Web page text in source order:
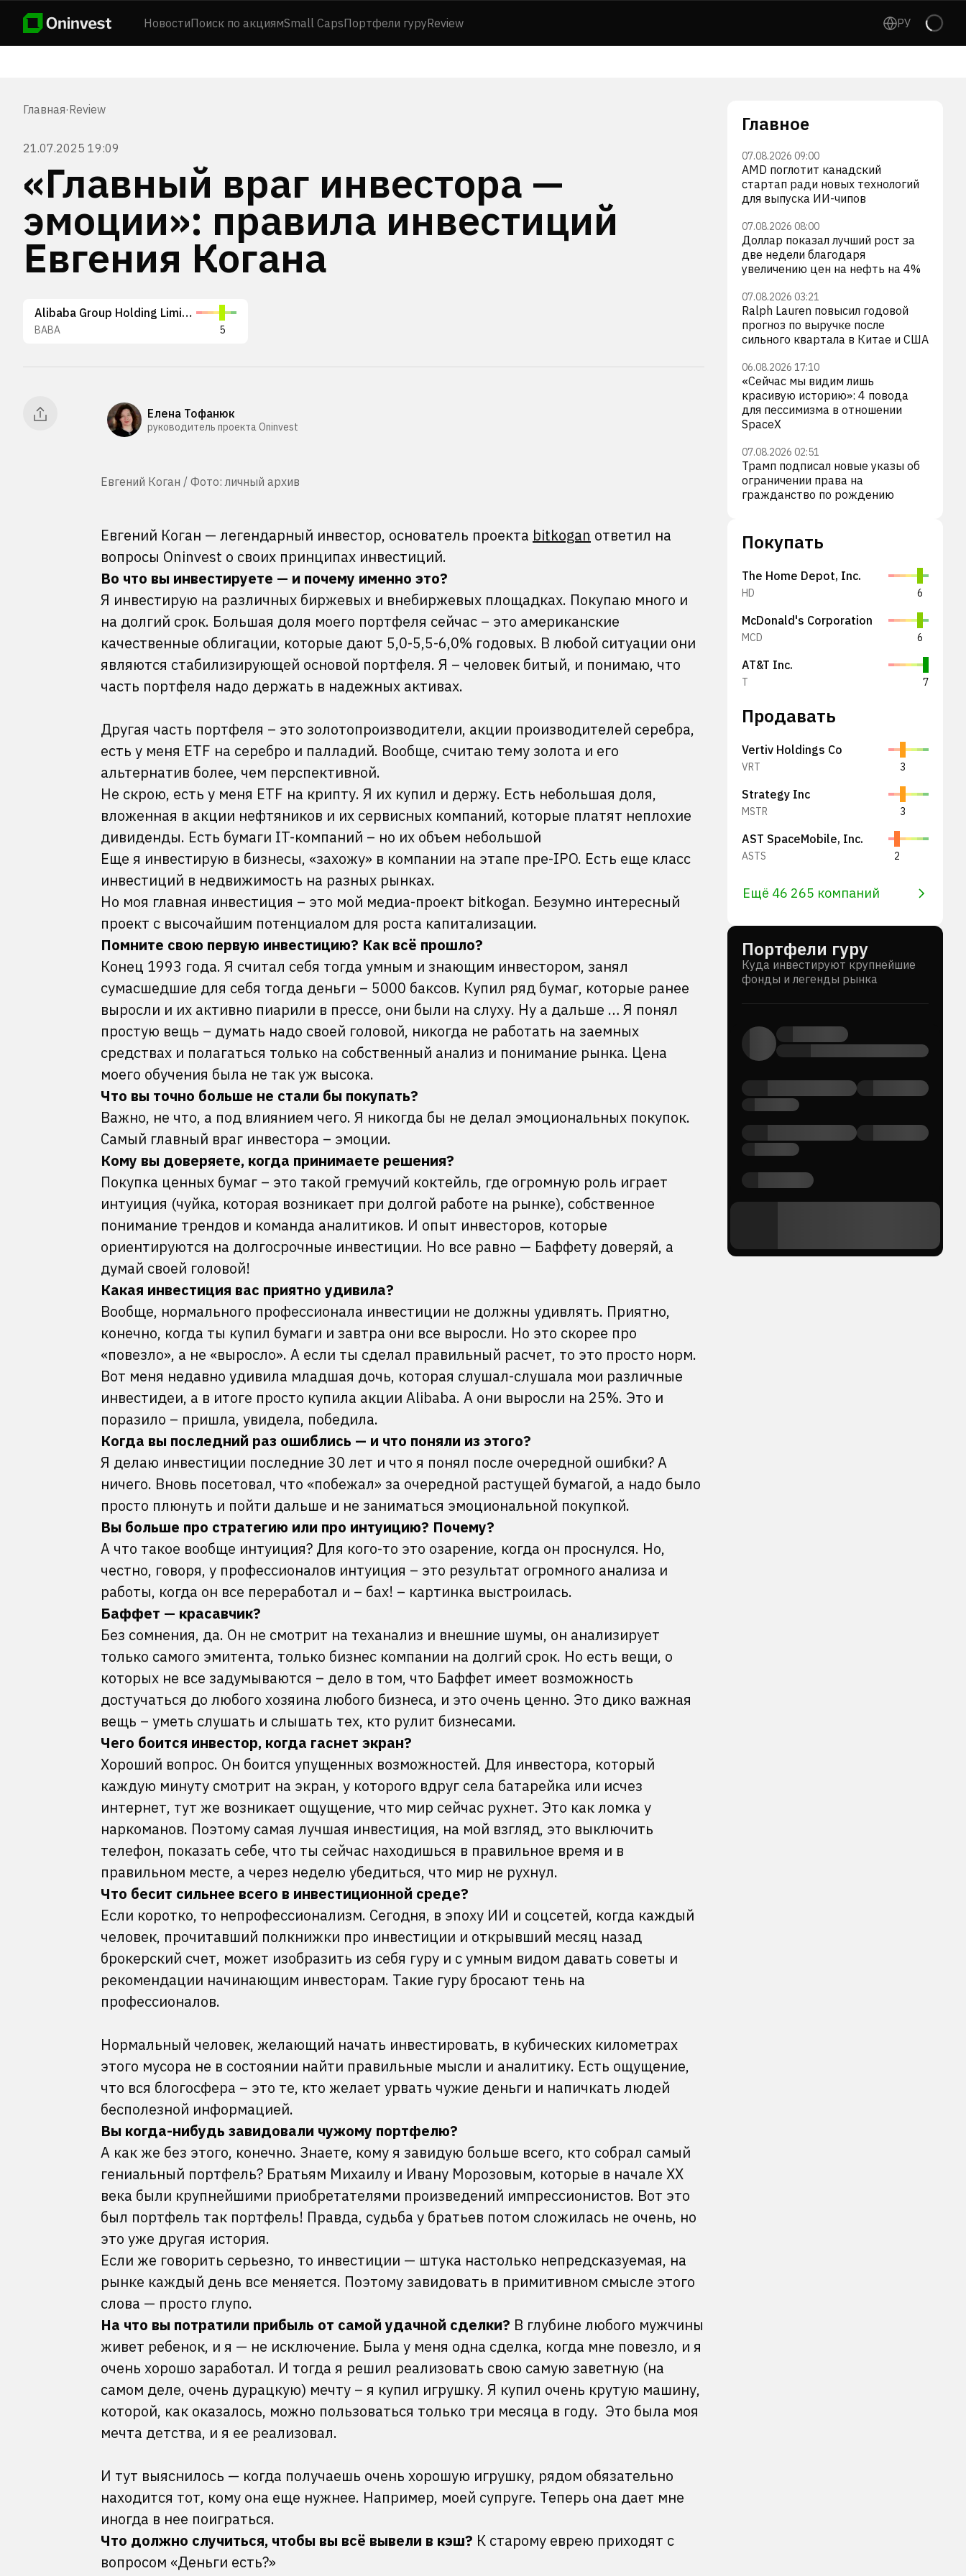
НовостиПоиск по акциямSmall CapsПортфели гуруReview РУ
Главная·Review
21.07.2025 19:09
«Главный враг инвестора —
эмоции»: правила инвестиций
Евгения Когана
Alibaba Group Holding Limited
BABA 5
Елена Тофанюк
руководитель проекта Oninvest
Евгений Коган / Фото: личный архив
Евгений Коган — легендарный инвестор, основатель проекта bitkogan ответил на
вопросы Oninvest о своих принципах инвестиций.
Во что вы инвестируете — и почему именно это?
Я инвестирую на различных биржевых и внебиржевых площадках. Покупаю много и
на долгий срок. Большая доля моего портфеля сейчас – это американские
качественные облигации, которые дают 5,0-5,5-6,0% годовых. В любой ситуации они
являются стабилизирующей основой портфеля. Я – человек битый, и понимаю, что
часть портфеля надо держать в надежных активах.
Другая часть портфеля – это золотопроизводители, акции производителей серебра,
есть у меня ETF на серебро и палладий. Вообще, считаю тему золота и его
альтернатив более, чем перспективной.
Не скрою, есть у меня ETF на крипту. Я их купил и держу. Есть небольшая доля,
вложенная в акции нефтяников и их сервисных компаний, которые платят неплохие
дивиденды. Есть бумаги IT-компаний – но их объем небольшой
Еще я инвестирую в бизнесы, «захожу» в компании на этапе пре-IPO. Есть еще класс
инвестиций в недвижимость на разных рынках.
Но моя главная инвестиция – это мой медиа-проект bitkogan. Безумно интересный
проект с высочайшим потенциалом для роста капитализации.
Помните свою первую инвестицию? Как всё прошло?
Конец 1993 года. Я считал себя тогда умным и знающим инвестором, занял
сумасшедшие для себя тогда деньги – 5000 баксов. Купил ряд бумаг, которые ранее
выросли и их активно пиарили в прессе, они были на слуху. Ну а дальше … Я понял
простую вещь – думать надо своей головой, никогда не работать на заемных
средствах и полагаться только на собственный анализ и понимание рынка. Цена
моего обучения была не так уж высока.
Что вы точно больше не стали бы покупать?
Важно, не что, а под влиянием чего. Я никогда бы не делал эмоциональных покупок.
Самый главный враг инвестора – эмоции.
Кому вы доверяете, когда принимаете решения?
Покупка ценных бумаг – это такой гремучий коктейль, где огромную роль играет
интуиция (чуйка, которая возникает при долгой работе на рынке), собственное
понимание трендов и команда аналитиков. И опыт инвесторов, которые
ориентируются на долгосрочные инвестиции. Но все равно — Баффету доверяй, а
думай своей головой!
Какая инвестиция вас приятно удивила?
Вообще, нормального профессионала инвестиции не должны удивлять. Приятно,
конечно, когда ты купил бумаги и завтра они все выросли. Но это скорее про
«повезло», а не «выросло». А если ты сделал правильный расчет, то это просто норм.
Вот меня недавно удивила младшая дочь, которая слушал-слушала мои различные
инвестидеи, а в итоге просто купила акции Alibaba. А они выросли на 25%. Это и
поразило – пришла, увидела, победила.
Когда вы последний раз ошиблись — и что поняли из этого?
Я делаю инвестиции последние 30 лет и что я понял после очередной ошибки? А
ничего. Вновь посетовал, что «побежал» за очередной растущей бумагой, а надо было
просто плюнуть и пойти дальше и не заниматься эмоциональной покупкой.
Вы больше про стратегию или про интуицию? Почему?
А что такое вообще интуиция? Для кого-то это озарение, когда он проснулся. Но,
честно, говоря, у профессионалов интуиция – это результат огромного анализа и
работы, когда он все переработал и – бах! – картинка выстроилась.
Баффет — красавчик?
Без сомнения, да. Он не смотрит на теханализ и внешние шумы, он анализирует
только самого эмитента, только бизнес компании на долгий срок. Но есть вещи, о
которых не все задумываются – дело в том, что Баффет имеет возможность
достучаться до любого хозяина любого бизнеса, и это очень ценно. Это дико важная
вещь – уметь слушать и слышать тех, кто рулит бизнесами.
Чего боится инвестор, когда гаснет экран?
Хороший вопрос. Он боится упущенных возможностей. Для инвестора, который
каждую минуту смотрит на экран, у которого вдруг села батарейка или исчез
интернет, тут же возникает ощущение, что мир сейчас рухнет. Это как ломка у
наркоманов. Поэтому самая лучшая инвестиция, на мой взгляд, это выключить
телефон, показать себе, что ты сейчас находишься в правильное время и в
правильном месте, а через неделю убедиться, что мир не рухнул.
Что бесит сильнее всего в инвестиционной среде?
Если коротко, то непрофессионализм. Сегодня, в эпоху ИИ и соцсетей, когда каждый
человек, прочитавший полкнижки про инвестиции и открывший месяц назад
брокерский счет, может изобразить из себя гуру и с умным видом давать советы и
рекомендации начинающим инвесторам. Такие гуру бросают тень на
профессионалов.
Нормальный человек, желающий начать инвестировать, в кубических километрах
этого мусора не в состоянии найти правильные мысли и аналитику. Есть ощущение,
что вся блогосфера – это те, кто желает урвать чужие деньги и напичкать людей
бесполезной информацией.
Вы когда-нибудь завидовали чужому портфелю?
А как же без этого, конечно. Знаете, кому я завидую больше всего, кто собрал самый
гениальный портфель? Братьям Михаилу и Ивану Морозовым, которые в начале XX
века были крупнейшими приобретателями произведений импрессионистов. Вот это
был портфель так портфель! Правда, судьба у братьев потом сложилась не очень, но
это уже другая история.
Если же говорить серьезно, то инвестиции — штука настолько непредсказуемая, на
рынке каждый день все меняется. Поэтому завидовать в примитивном смысле этого
слова — просто глупо.
На что вы потратили прибыль от самой удачной сделки? В глубине любого мужчины
живет ребенок, и я — не исключение. Была у меня одна сделка, когда мне повезло, и я
очень хорошо заработал. И тогда я решил реализовать свою самую заветную (на
самом деле, очень дурацкую) мечту – я купил игрушку. Я купил очень крутую машину,
которой, как оказалось, можно пользоваться только три месяца в году. Это была моя
мечта детства, и я ее реализовал.
И тут выяснилось — когда получаешь очень хорошую игрушку, рядом обязательно
находится тот, кому она еще нужнее. Например, моей супруге. Теперь она дает мне
иногда в нее поиграться.
Что должно случиться, чтобы вы всё вывели в кэш? К старому еврею приходят с
вопросом «Деньги есть?»
Главное
07.08.2026 09:00
AMD поглотит канадский
стартап ради новых технологий
для выпуска ИИ-чипов
07.08.2026 08:00
Доллар показал лучший рост за
две недели благодаря
увеличению цен на нефть на 4%
07.08.2026 03:21
Ralph Lauren повысил годовой
прогноз по выручке после
сильного квартала в Китае и США
06.08.2026 17:10
«Сейчас мы видим лишь
красивую историю»: 4 повода
для пессимизма в отношении
SpaceX
07.08.2026 02:51
Трамп подписал новые указы об
ограничении права на
гражданство по рождению
Покупать
The Home Depot, Inc.
HD 6
McDonald's Corporation
MCD 6
AT&T Inc.
T 7
Продавать
Vertiv Holdings Co
VRT 3
Strategy Inc
MSTR 3
AST SpaceMobile, Inc.
ASTS 2
Ещё 46 265 компаний
Портфели гуру
Куда инвестируют крупнейшие
фонды и легенды рынка